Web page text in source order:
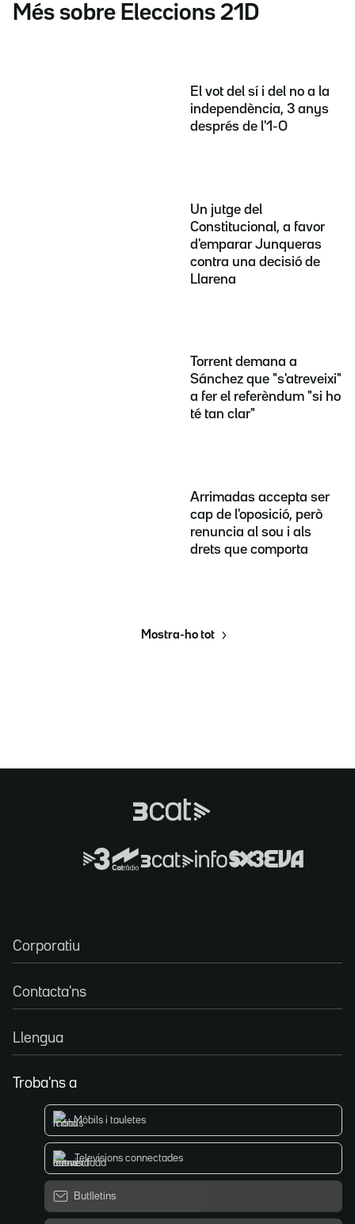
Més sobre Eleccions 21D
El vot del sí i del no a la
independència, 3 anys
després de l'1-O
Un jutge del
Constitucional, a favor
d'emparar Junqueras
contra una decisió de
Llarena
Torrent demana a
Sánchez que "s'atreveixi"
a fer el referèndum "si ho
té tan clar"
Arrimadas accepta ser
cap de l'oposició, però
renuncia al sou i als
drets que comporta
Mostra-ho tot
Corporatiu
Contacta'ns
Llengua
Troba'ns a
Mòbils i tauletes
Televisions connectades
Butlletins